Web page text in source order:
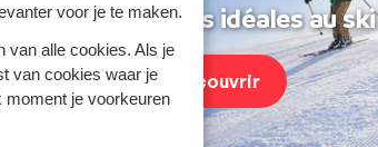
voor je te maken.
van alle cookies. Als je
van cookies waar je
moment je voorkeuren
Vos vacances idéales au ski
Découvrir